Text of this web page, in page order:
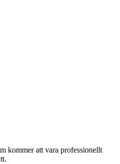
kommer att vara professionellt